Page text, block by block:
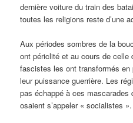
dernière voiture du train des
toutes les religions reste d’une
Aux périodes sombres de la
ont périclité et au cours de celle
fascistes les ont transformés en
leur puissance guerrière. Les
pas échappé à ces
osaient s’appeler « socialistes ».